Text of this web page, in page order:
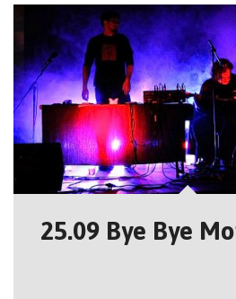
25.09 Bye Bye